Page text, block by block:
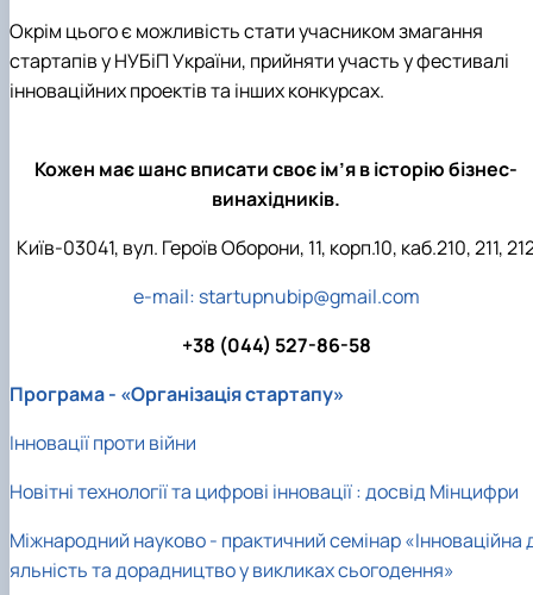
Окрім цього є можливість стати учасником змагання
стартапів у НУБіП України, прийняти участь у фестивалі
інноваційних проектів та інших конкурсах.
Кожен має шанс вписати своє ім’я в історію бізнес-
винахідників.
Київ-03041, вул. Героїв Оборони, 11, корп.10, каб.210, 211,
e-mail: startupnubip@gmail.com
+38 (044) 527-86-58
Програма - «Організація стартапу»
Інновації проти війни
Новітні технології та цифрові інновації : досвід Мінцифри
Міжнародний науково - практичний семінар «Інноваційна
яльність та дорадництво у викликах сьогодення»